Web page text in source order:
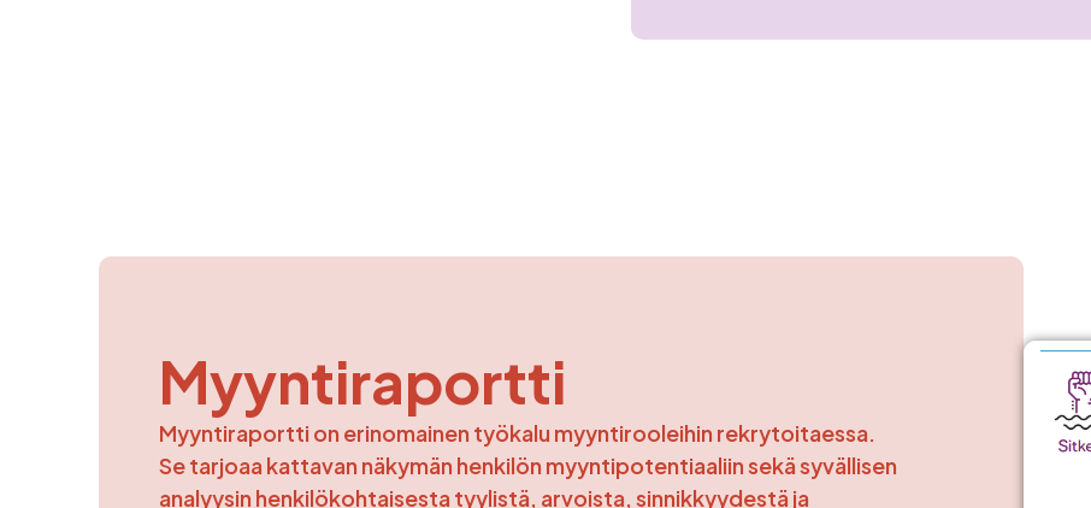
Myyntiraportti
Myyntiraportti on erinomainen työkalu myyntirooleihin rekrytoitaessa.
Se tarjoaa kattavan näkymän henkilön myyntipotentiaaliin sekä syvällisen
analyysin henkilökohtaisesta tyylistä, arvoista, sinnikkyydestä ja